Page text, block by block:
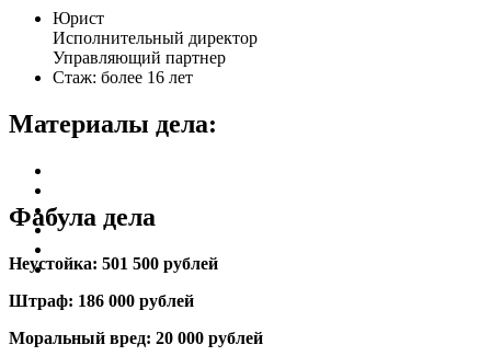
Юрист
Исполнительный директор
Управляющий партнер
Стаж: более 16 лет
Материалы дела:
Фабула дела
Неустойка: 501 500 рублей
Штраф: 186 000 рублей
Моральный вред: 20 000 рублей